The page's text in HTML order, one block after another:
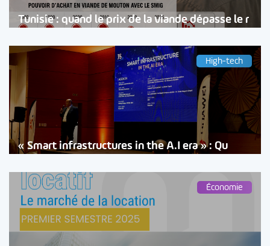
Tunisie : quand le prix de la viande dépasse le r
High-tech
« Smart infrastructures in the A.I era » : Qu
Économie